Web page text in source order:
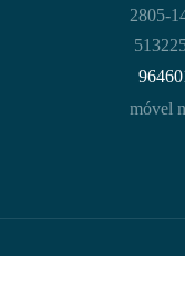
2805-
móvel